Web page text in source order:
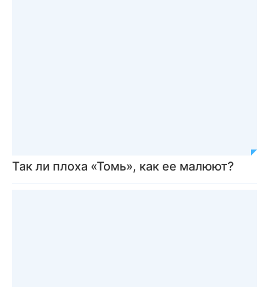
Так ли плоха «Томь», как ее малюют?